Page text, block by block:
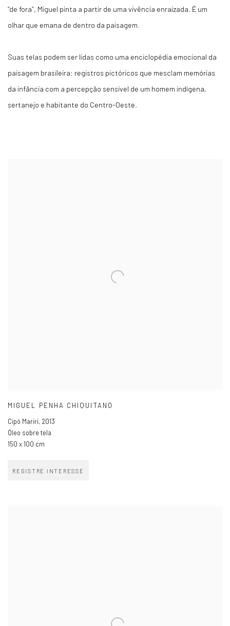
“de fora”, Miguel pinta a partir de uma vivência enraizada. É um
olhar que emana de dentro da paisagem.
Suas telas podem ser lidas como uma enciclopédia emocional da
paisagem brasileira: registros pictóricos que mesclam memórias
da infância com a percepção sensível de um homem indígena,
sertanejo e habitante do Centro-Oeste.
MIGUEL PENHA CHIQUITANO
Cipó Mariri, 2013
Óleo sobre tela
150 x 100 cm
REGISTRE INTERESSE